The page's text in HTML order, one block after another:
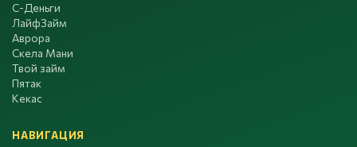
С-Деньги
ЛайфЗайм
Аврора
Скела Мани
Твой займ
Пятак
Кекас
НАВИГАЦИЯ